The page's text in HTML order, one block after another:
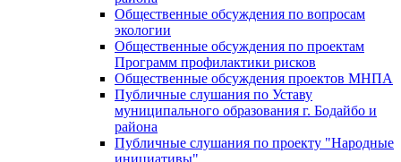
Общественные обсуждения по вопросам
экологии
Общественные обсуждения по проектам
Программ профилактики рисков
Общественные обсуждения проектов МНПА
Публичные слушания по Уставу
муниципального образования г. Бодайбо и
района
Публичные слушания по проекту "Народные
инициативы"